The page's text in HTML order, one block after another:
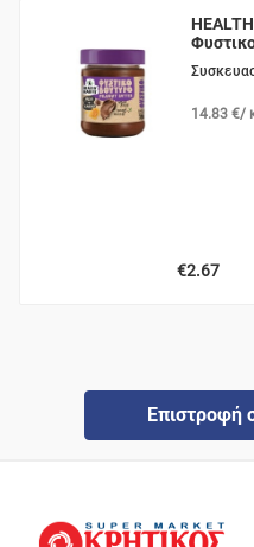
Κακάο
14.83 €/
€2.67
Επιστροφή